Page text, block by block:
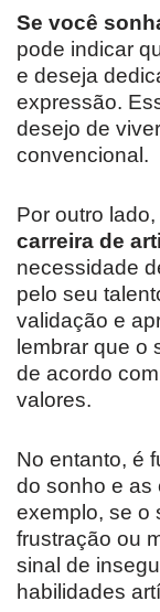
Se você
pode indicar
e deseja
expressão.
desejo de
convencional.
Por outro lado,
carreira de
necessidade
pelo seu
validação e
lembrar que o
de acordo
valores.
No entanto, é
do sonho e as
exemplo, se o
frustração ou
sinal de
habilidades